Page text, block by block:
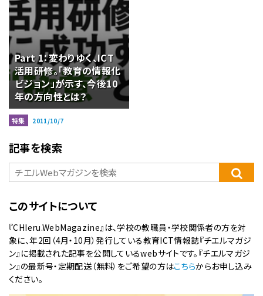
Part 1：変わりゆく、ICT
活用研修。「教育の情報化
ビジョン」が示す、今後10
年の方向性とは？
特集 2011/10/7
記事を検索
このサイトについて
『CHIeru.WebMagazine』は、学校の教職員・学校関係者の方を対
象に、年2回（4月・10月）発行している教育ICT情報誌『チエルマガジ
ン』に掲載された記事を公開しているwebサイトです。『チエルマガジ
ン』の最新号・定期配送（無料）をご希望の方はこちらからお申し込み
ください。